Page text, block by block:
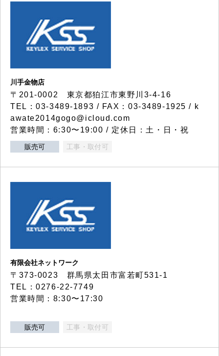
川手金物店
〒201-0002 東京都狛江市東野川3-4-16
TEL：03-3489-1893 / FAX：03-3489-1925 / k
awate2014gogo@icloud.com
営業時間：6:30〜19:00 / 定休日：土・日・祝
販売可 工事・取付可
有限会社ネットワーク
〒373-0023 群馬県太田市富若町531-1
TEL：0276-22-7749
営業時間：8:30〜17:30
販売可 工事・取付可